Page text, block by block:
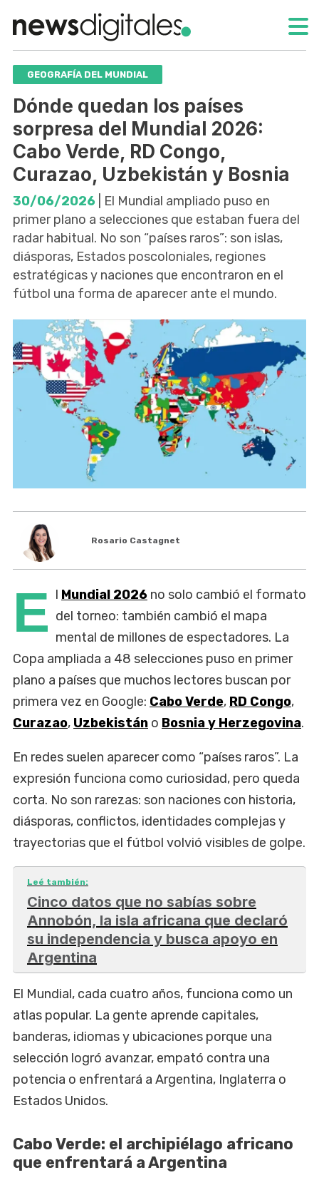
GEOGRAFÍA DEL MUNDIAL
Dónde quedan los países
sorpresa del Mundial 2026:
Cabo Verde, RD Congo,
Curazao, Uzbekistán y Bosnia
30/06/2026 | El Mundial ampliado puso en
primer plano a selecciones que estaban fuera del
radar habitual. No son “países raros”: son islas,
diásporas, Estados poscoloniales, regiones
estratégicas y naciones que encontraron en el
fútbol una forma de aparecer ante el mundo.
Rosario Castagnet
E l Mundial 2026 no solo cambió el formato
del torneo: también cambió el mapa
mental de millones de espectadores. La
Copa ampliada a 48 selecciones puso en primer
plano a países que muchos lectores buscan por
primera vez en Google: Cabo Verde, RD Congo,
Curazao, Uzbekistán o Bosnia y Herzegovina.
En redes suelen aparecer como “países raros”. La
expresión funciona como curiosidad, pero queda
corta. No son rarezas: son naciones con historia,
diásporas, conflictos, identidades complejas y
trayectorias que el fútbol volvió visibles de golpe.
Leé también:
Cinco datos que no sabías sobre
Annobón, la isla africana que declaró
su independencia y busca apoyo en
Argentina
El Mundial, cada cuatro años, funciona como un
atlas popular. La gente aprende capitales,
banderas, idiomas y ubicaciones porque una
selección logró avanzar, empató contra una
potencia o enfrentará a Argentina, Inglaterra o
Estados Unidos.
Cabo Verde: el archipiélago africano
que enfrentará a Argentina